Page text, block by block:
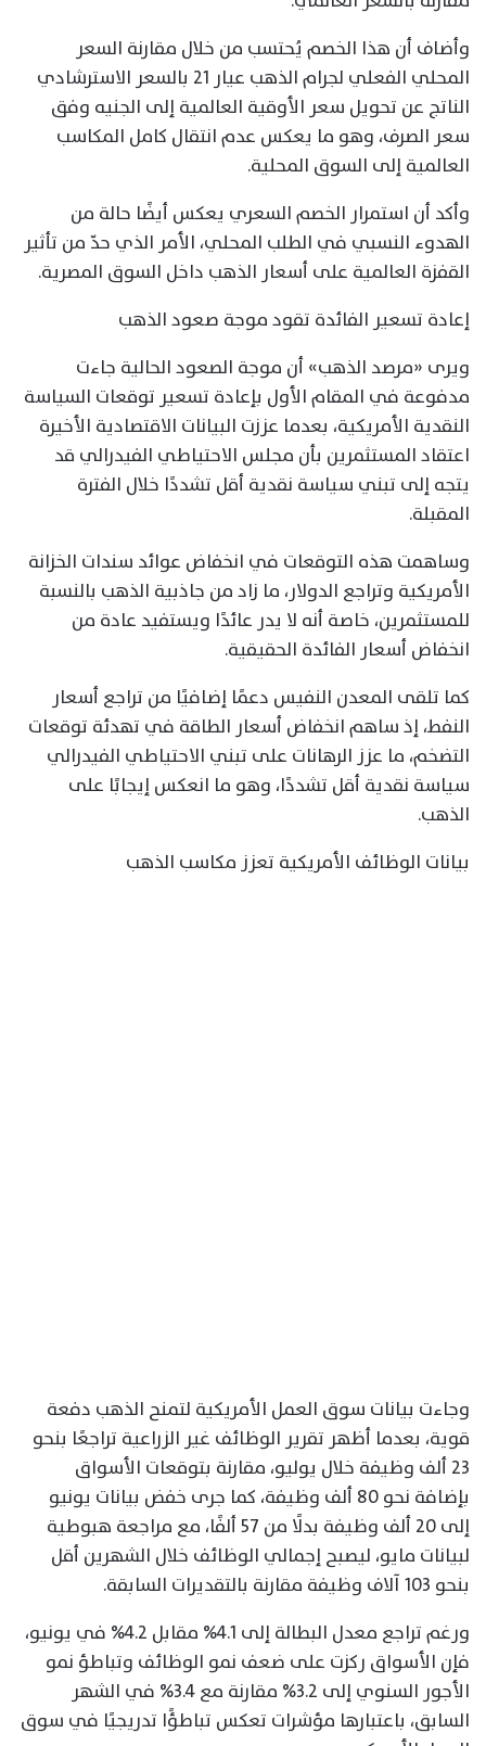
وأضاف أن هذا الخصم يُحتسب من خلال مقارنة السعر
المحلي الفعلي لجرام الذهب عيار 21 بالسعر الاسترشادي
الناتج عن تحويل سعر الأوقية العالمية إلى الجنيه وفق
سعر الصرف، وهو ما يعكس عدم انتقال كامل المكاسب
العالمية إلى السوق المحلية.
وأكد أن استمرار الخصم السعري يعكس أيضًا حالة من
الهدوء النسبي في الطلب المحلي، الأمر الذي حدّ من تأثير
القفزة العالمية على أسعار الذهب داخل السوق المصرية.
إعادة تسعير الفائدة تقود موجة صعود الذهب
ويرى «مرصد الذهب» أن موجة الصعود الحالية جاءت
مدفوعة في المقام الأول بإعادة تسعير توقعات السياسة
النقدية الأمريكية، بعدما عززت البيانات الاقتصادية الأخيرة
اعتقاد المستثمرين بأن مجلس الاحتياطي الفيدرالي قد
يتجه إلى تبني سياسة نقدية أقل تشددًا خلال الفترة
المقبلة.
وساهمت هذه التوقعات في انخفاض عوائد سندات الخزانة
الأمريكية وتراجع الدولار، ما زاد من جاذبية الذهب بالنسبة
للمستثمرين، خاصة أنه لا يدر عائدًا ويستفيد عادة من
انخفاض أسعار الفائدة الحقيقية.
كما تلقى المعدن النفيس دعمًا إضافيًا من تراجع أسعار
النفط، إذ ساهم انخفاض أسعار الطاقة في تهدئة توقعات
التضخم، ما عزز الرهانات على تبني الاحتياطي الفيدرالي
سياسة نقدية أقل تشددًا، وهو ما انعكس إيجابًا على
الذهب.
بيانات الوظائف الأمريكية تعزز مكاسب الذهب
وجاءت بيانات سوق العمل الأمريكية لتمنح الذهب دفعة
قوية، بعدما أظهر تقرير الوظائف غير الزراعية تراجعًا بنحو
23 ألف وظيفة خلال يوليو، مقارنة بتوقعات الأسواق
بإضافة نحو 80 ألف وظيفة، كما جرى خفض بيانات يونيو
إلى 20 ألف وظيفة بدلًا من 57 ألفًا، مع مراجعة هبوطية
لبيانات مايو، ليصبح إجمالي الوظائف خلال الشهرين أقل
بنحو 103 آلاف وظيفة مقارنة بالتقديرات السابقة.
ورغم تراجع معدل البطالة إلى 4.1% مقابل 4.2% في يونيو،
فإن الأسواق ركزت على ضعف نمو الوظائف وتباطؤ نمو
الأجور السنوي إلى 3.2% مقارنة مع 3.4% في الشهر
السابق، باعتبارها مؤشرات تعكس تباطؤًا تدريجيًا في سوق